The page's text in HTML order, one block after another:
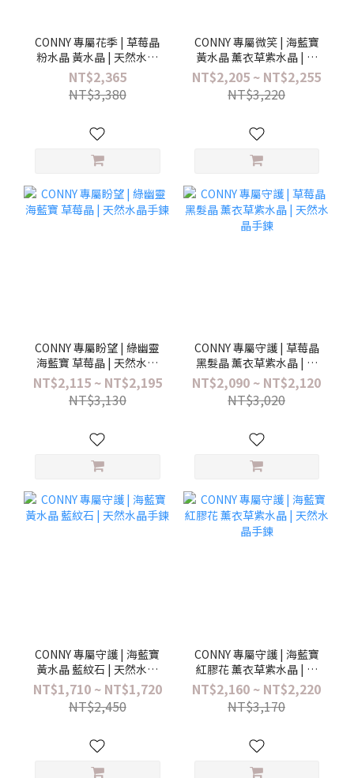
CONNY 專屬花季 | 草莓晶
粉水晶 黃水晶 | 天然水晶
手鍊
NT$2,365
NT$3,380
CONNY 專屬微笑 | 海藍寶
黃水晶 薰衣草紫水晶 | 天
然水晶手鍊
NT$2,205 ~ NT$2,255
NT$3,220
CONNY 專屬盼望 | 綠幽靈
海藍寶 草莓晶 | 天然水晶
手鍊
NT$2,115 ~ NT$2,195
NT$3,130
CONNY 專屬守護 | 草莓晶
黑髮晶 薰衣草紫水晶 | 天
然水晶手鍊
NT$2,090 ~ NT$2,120
NT$3,020
CONNY 專屬守護 | 海藍寶
黃水晶 藍紋石 | 天然水晶
手鍊
NT$1,710 ~ NT$1,720
NT$2,450
CONNY 專屬守護 | 海藍寶
紅膠花 薰衣草紫水晶 | 天
然水晶手鍊
NT$2,160 ~ NT$2,220
NT$3,170